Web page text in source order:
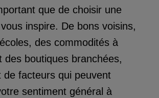
que de choisir une
inspire. De bons voisins,
des commodités à
des boutiques branchées,
de facteurs qui peuvent
sentiment général à